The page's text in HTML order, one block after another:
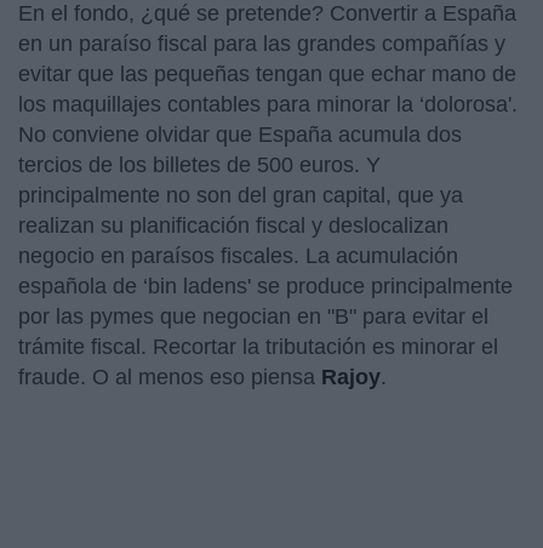
En el fondo, ¿qué se pretende? Convertir a España
en un paraíso fiscal para las grandes compañías y
evitar que las pequeñas tengan que echar mano de
los maquillajes contables para minorar la ‘dolorosa'.
No conviene olvidar que España acumula dos
tercios de los billetes de 500 euros. Y
principalmente no son del gran capital, que ya
realizan su planificación fiscal y deslocalizan
negocio en paraísos fiscales. La acumulación
española de ‘bin ladens' se produce principalmente
por las pymes que negocian en "B" para evitar el
trámite fiscal. Recortar la tributación es minorar el
fraude. O al menos eso piensa Rajoy.